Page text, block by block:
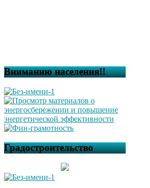
Вниманию населения!!
Градостроительство